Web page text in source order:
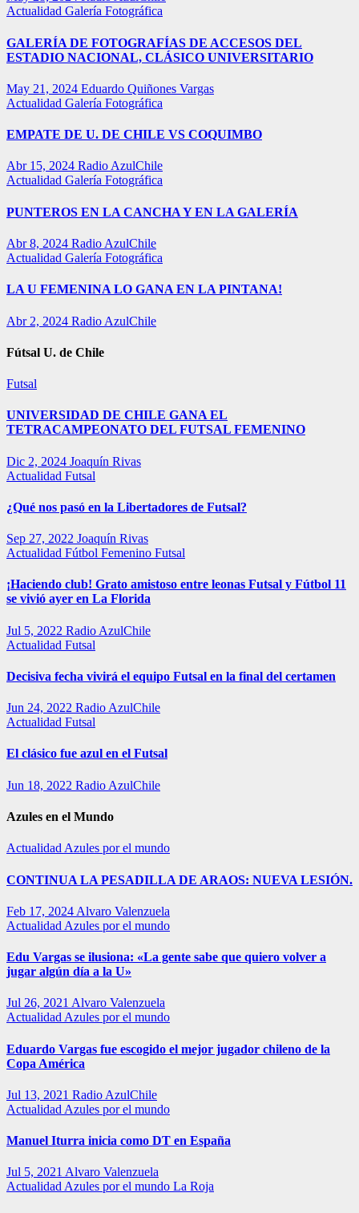
Actualidad Galería Fotográfica
GALERÍA DE FOTOGRAFÍAS DE ACCESOS DEL
ESTADIO NACIONAL, CLÁSICO UNIVERSITARIO
May 21, 2024 Eduardo Quiñones Vargas
Actualidad Galería Fotográfica
EMPATE DE U. DE CHILE VS COQUIMBO
Abr 15, 2024 Radio AzulChile
Actualidad Galería Fotográfica
PUNTEROS EN LA CANCHA Y EN LA GALERÍA
Abr 8, 2024 Radio AzulChile
Actualidad Galería Fotográfica
LA U FEMENINA LO GANA EN LA PINTANA!
Abr 2, 2024 Radio AzulChile
Fútsal U. de Chile
Futsal
UNIVERSIDAD DE CHILE GANA EL
TETRACAMPEONATO DEL FUTSAL FEMENINO
Dic 2, 2024 Joaquín Rivas
Actualidad Futsal
¿Qué nos pasó en la Libertadores de Futsal?
Sep 27, 2022 Joaquín Rivas
Actualidad Fútbol Femenino Futsal
¡Haciendo club! Grato amistoso entre leonas Futsal y Fútbol 11
se vivió ayer en La Florida
Jul 5, 2022 Radio AzulChile
Actualidad Futsal
Decisiva fecha vivirá el equipo Futsal en la final del certamen
Jun 24, 2022 Radio AzulChile
Actualidad Futsal
El clásico fue azul en el Futsal
Jun 18, 2022 Radio AzulChile
Azules en el Mundo
Actualidad Azules por el mundo
CONTINUA LA PESADILLA DE ARAOS: NUEVA LESIÓN.
Feb 17, 2024 Alvaro Valenzuela
Actualidad Azules por el mundo
Edu Vargas se ilusiona: «La gente sabe que quiero volver a
jugar algún día a la U»
Jul 26, 2021 Alvaro Valenzuela
Actualidad Azules por el mundo
Eduardo Vargas fue escogido el mejor jugador chileno de la
Copa América
Jul 13, 2021 Radio AzulChile
Actualidad Azules por el mundo
Manuel Iturra inicia como DT en España
Jul 5, 2021 Alvaro Valenzuela
Actualidad Azules por el mundo La Roja